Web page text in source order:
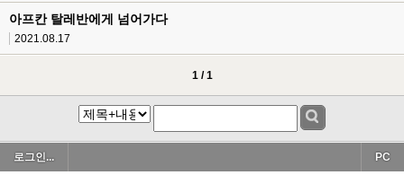
아프칸 탈레반에게 넘어가다
2021.08.17
1 / 1
로그인... PC